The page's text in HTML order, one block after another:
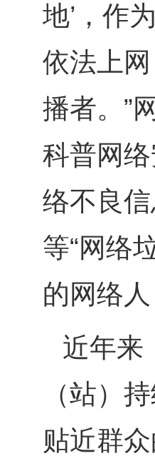
地’，作
依法上
播者。”
科普网
络不良
等“网络
的网络
近年来
（站）
贴近群